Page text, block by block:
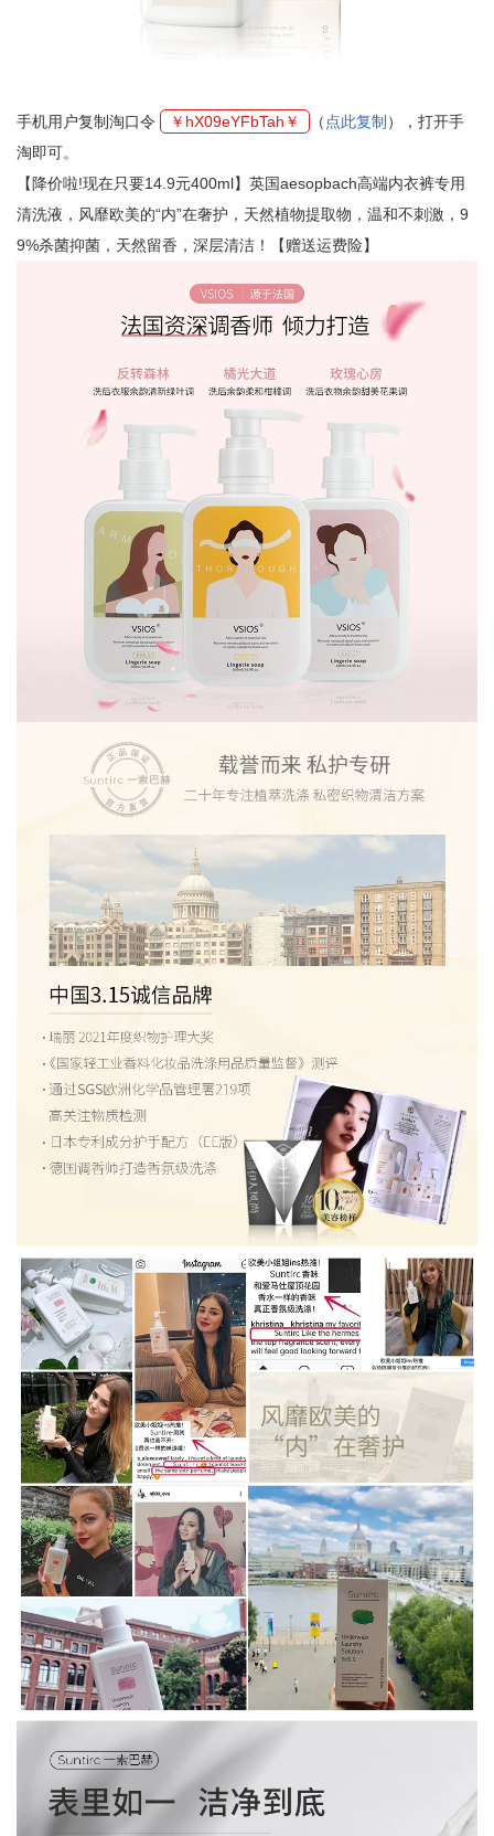
手机用户复制淘口令 ￥hX09eYFbTah￥ （ 点此复制 ），打开手
淘即可。
【降价啦!现在只要14.9元400ml】英国aesopbach高端内衣裤专用
清洗液，风靡欧美的“内”在奢护，天然植物提取物，温和不刺激，9
9%杀菌抑菌，天然留香，深层清洁！【赠送运费险】